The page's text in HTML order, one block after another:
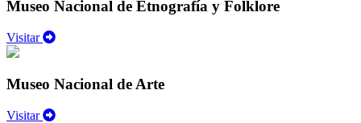
Museo Nacional de Etnografía y Folklore
Visitar
Museo Nacional de Arte
Visitar